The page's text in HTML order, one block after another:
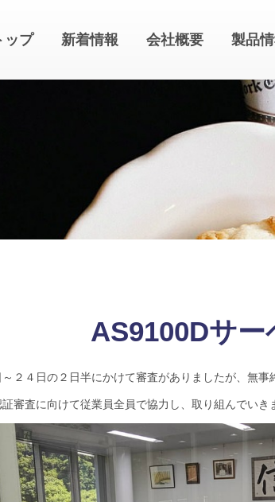
ップ 新着情報 会社概要 製品
AS9100Dサ
～２４日の２日半にかけて審査がありましたが、無事
審査に向けて従業員全員で協力し、取り組んでいき